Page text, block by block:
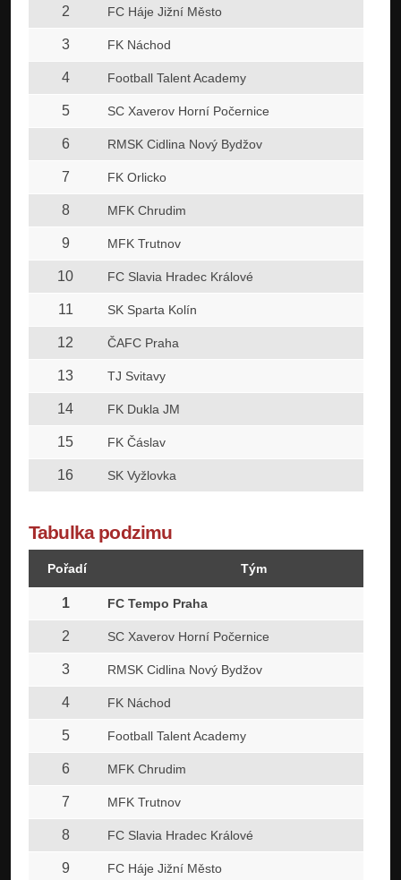
2 FC Háje Jižní Město
3 FK Náchod
4 Football Talent Academy
5 SC Xaverov Horní Počernice
6 RMSK Cidlina Nový Bydžov
7 FK Orlicko
8 MFK Chrudim
9 MFK Trutnov
10 FC Slavia Hradec Králové
11 SK Sparta Kolín
12 ČAFC Praha
13 TJ Svitavy
14 FK Dukla JM
15 FK Čáslav
16 SK Vyžlovka
Tabulka podzimu
Pořadí Tým
1 FC Tempo Praha
2 SC Xaverov Horní Počernice
3 RMSK Cidlina Nový Bydžov
4 FK Náchod
5 Football Talent Academy
6 MFK Chrudim
7 MFK Trutnov
8 FC Slavia Hradec Králové
9 FC Háje Jižní Město